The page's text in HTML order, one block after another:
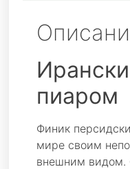
пиаром
Финик
мире своим
внешним